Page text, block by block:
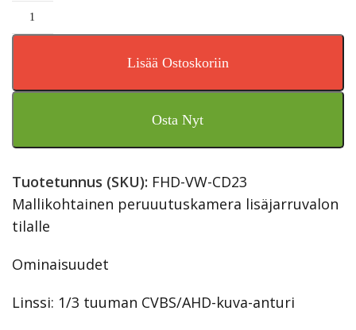
Lisää Ostoskoriin
Osta Nyt
Tuotetunnus (SKU): FHD-VW-CD23
Mallikohtainen peruuutuskamera lisäjarruvalon
tilalle
Ominaisuudet
Linssi: 1/3 tuuman CVBS/AHD-kuva-anturi